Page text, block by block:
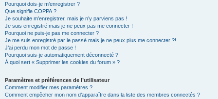
Pourquoi dois-je m’enregistrer ?
Que signifie COPPA ?
Je souhaite m’enregistrer, mais je n’y parviens pas !
Je suis enregistré mais je ne peux pas me connecter !
Pourquoi ne puis-je pas me connecter ?
Je me suis enregistré par le passé mais je ne peux plus me connecter ?!
J’ai perdu mon mot de passe !
Pourquoi suis-je automatiquement déconnecté ?
À quoi sert « Supprimer les cookies du forum » ?
Paramètres et préférences de l’utilisateur
Comment modifier mes paramètres ?
Comment empêcher mon nom d’apparaître dans la liste des membres connectés ?